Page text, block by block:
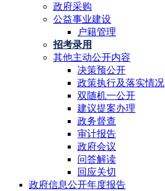
政府采购
公益事业建设
户籍管理
招考录用
其他主动公开内容
决策预公开
政策执行及落实情况
双随机一公开
建议提案办理
政务督查
审计报告
政府会议
问答解读
回应关切
政府信息公开年度报告